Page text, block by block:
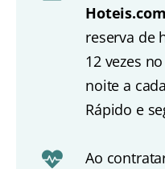
Hoteis.com
reserva de
12 vezes
noite a
Rápido e
Ao